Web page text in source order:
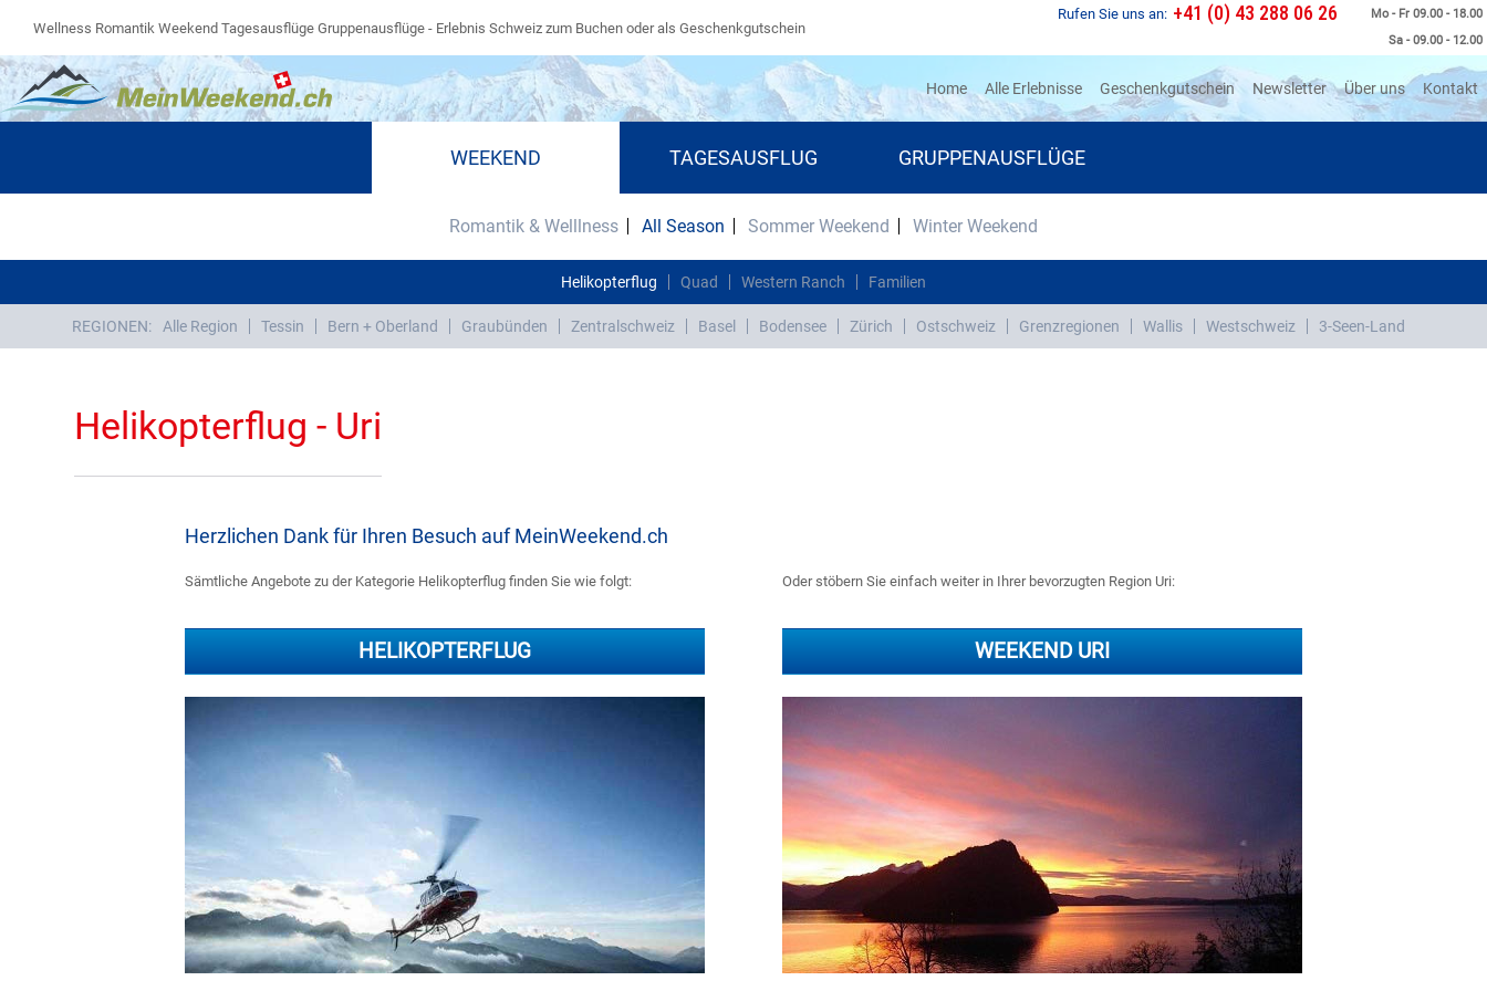
Wellness Romantik Weekend Tagesausflüge Gruppenausflüge - Erlebnis Schweiz zum Buchen oder als Geschenkgutschein
Mo - Fr 09.00 - 18.00
Sa - 09.00 - 12.00
Rufen Sie uns an: +41 (0) 43 288 06 26
Home(current)
Alle Erlebnisse Geschenkgutschein Newsletter Über uns Kontakt
WEEKEND TAGESAUSFLUG GRUPPENAUSFLÜGE
Romantik & Welllness All Season Sommer Weekend Winter Weekend
Helikopterflug Quad Western Ranch Familien
REGIONEN: Alle Region Tessin Bern + Oberland Graubünden Zentralschweiz Basel Bodensee Zürich Ostschweiz Grenzregionen Wallis Westschweiz 3-Seen-Land
Helikopterflug - Uri
Herzlichen Dank für Ihren Besuch auf MeinWeekend.ch
Sämtliche Angebote zu der Kategorie Helikopterflug finden Sie wie folgt:
HELIKOPTERFLUG
Oder stöbern Sie einfach weiter in Ihrer bevorzugten Region Uri:
WEEKEND URI